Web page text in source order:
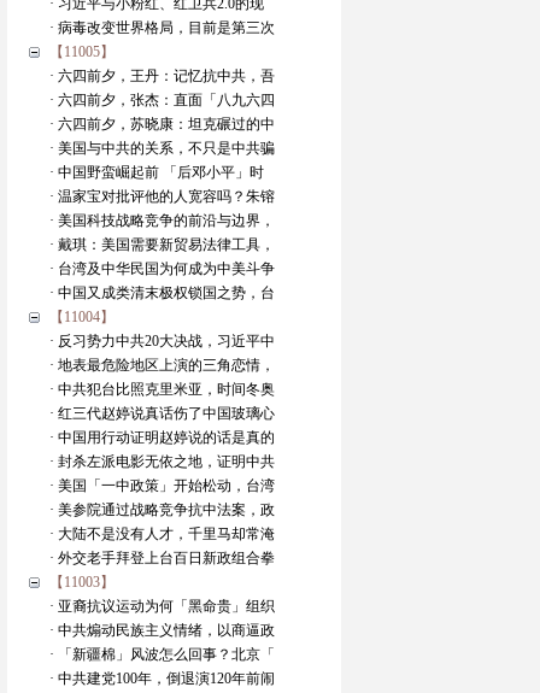
· 习近平与小粉红、红卫兵2.0的现
· 病毒改变世界格局，目前是第三次
【11005】
· 六四前夕，王丹：记忆抗中共，吾
· 六四前夕，张杰：直面「八九六四
· 六四前夕，苏晓康：坦克碾过的中
· 美国与中共的关系，不只是中共骗
· 中国野蛮崛起前 「后邓小平」时
· 温家宝对批评他的人宽容吗？朱镕
· 美国科技战略竞争的前沿与边界，
· 戴琪：美国需要新贸易法律工具，
· 台湾及中华民国为何成为中美斗争
· 中国又成类清末极权锁国之势，台
【11004】
· 反习势力中共20大决战，习近平中
· 地表最危险地区上演的三角恋情，
· 中共犯台比照克里米亚，时间冬奥
· 红三代赵婷说真话伤了中国玻璃心
· 中国用行动证明赵婷说的话是真的
· 封杀左派电影无依之地，证明中共
· 美国「一中政策」开始松动，台湾
· 美参院通过战略竞争抗中法案，政
· 大陆不是没有人才，千里马却常淹
· 外交老手拜登上台百日新政组合拳
【11003】
· 亚裔抗议运动为何「黑命贵」组织
· 中共煽动民族主义情绪，以商逼政
· 「新疆棉」风波怎么回事？北京「
· 中共建党100年，倒退演120年前闹